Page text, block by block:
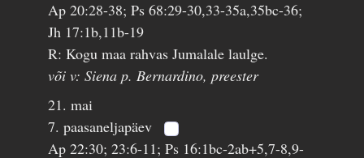
Ap 20:28-38; Ps 68:29-30,33-35a,35bc-36;
Jh 17:1b,11b-19
R: Kogu maa rahvas Jumalale laulge.
või v: Siena p. Bernardino, preester
21. mai
7. paasaneljapäev
Ap 22:30; 23:6-11; Ps 16:1bc-2ab+5,7-8,9-